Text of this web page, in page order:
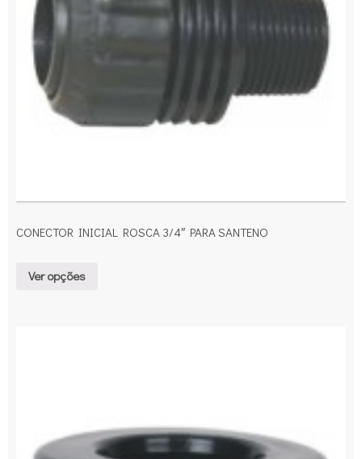
CONECTOR INICIAL ROSCA 3/4″ PARA SANTENO
Ver opções